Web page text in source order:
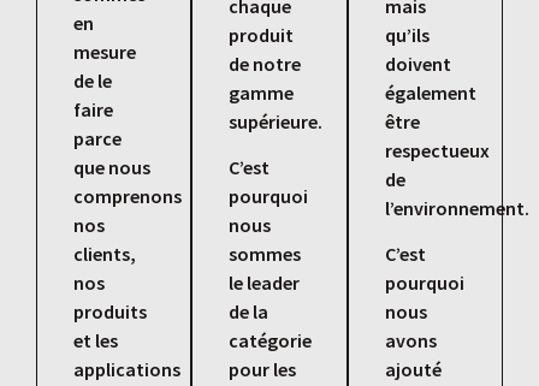
en
mesure
de le
faire
parce
que nous
comprenons
nos
clients,
nos
produits
et les
applications
chaque
produit
de notre
gamme
supérieure.
C’est
pourquoi
nous
sommes
le leader
de la
catégorie
pour les
mais
qu’ils
doivent
également
être
respectueux
de
l’environnement.
C’est
pourquoi
nous
avons
ajouté